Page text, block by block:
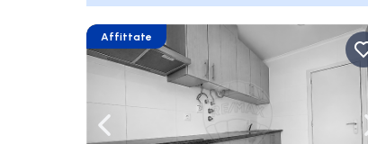
Naviga a sinistra
Affittate